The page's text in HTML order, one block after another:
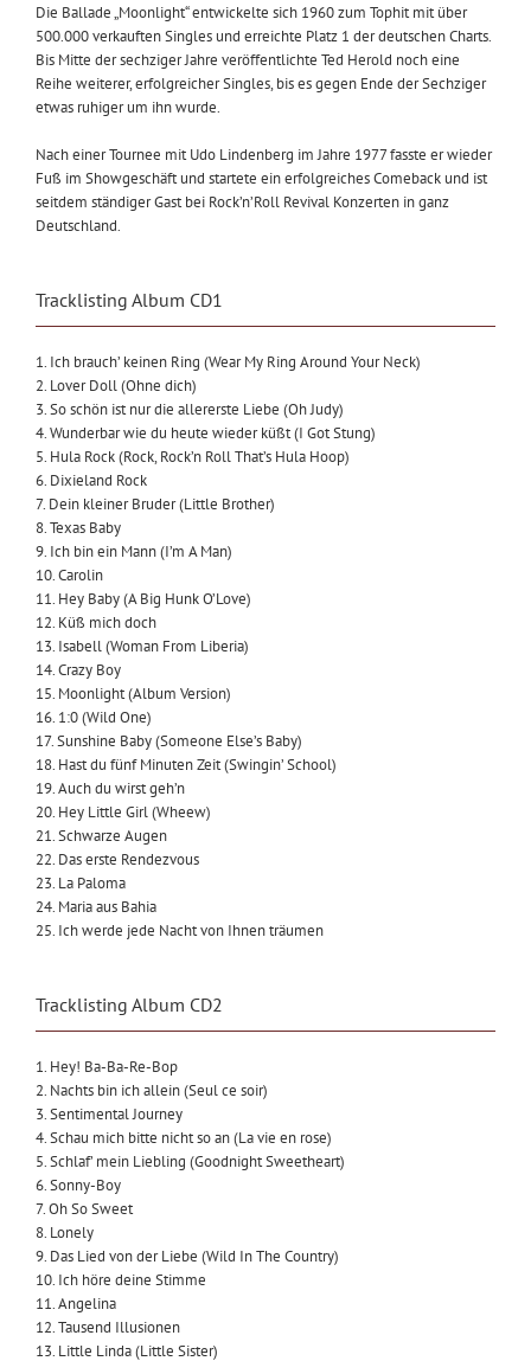
Die Ballade „Moonlight“ entwickelte sich 1960 zum Tophit mit über
500.000 verkauften Singles und erreichte Platz 1 der deutschen Charts.
Bis Mitte der sechziger Jahre veröffentlichte Ted Herold noch eine
Reihe weiterer, erfolgreicher Singles, bis es gegen Ende der Sechziger
etwas ruhiger um ihn wurde.
Nach einer Tournee mit Udo Lindenberg im Jahre 1977 fasste er wieder
Fuß im Showgeschäft und startete ein erfolgreiches Comeback und ist
seitdem ständiger Gast bei Rock’n’Roll Revival Konzerten in ganz
Deutschland.
Tracklisting Album CD1
1. Ich brauch’ keinen Ring (Wear My Ring Around Your Neck)
2. Lover Doll (Ohne dich)
3. So schön ist nur die allererste Liebe (Oh Judy)
4. Wunderbar wie du heute wieder küßt (I Got Stung)
5. Hula Rock (Rock, Rock’n Roll That’s Hula Hoop)
6. Dixieland Rock
7. Dein kleiner Bruder (Little Brother)
8. Texas Baby
9. Ich bin ein Mann (I’m A Man)
10. Carolin
11. Hey Baby (A Big Hunk O’Love)
12. Küß mich doch
13. Isabell (Woman From Liberia)
14. Crazy Boy
15. Moonlight (Album Version)
16. 1:0 (Wild One)
17. Sunshine Baby (Someone Else’s Baby)
18. Hast du fünf Minuten Zeit (Swingin’ School)
19. Auch du wirst geh’n
20. Hey Little Girl (Wheew)
21. Schwarze Augen
22. Das erste Rendezvous
23. La Paloma
24. Maria aus Bahia
25. Ich werde jede Nacht von Ihnen träumen
Tracklisting Album CD2
1. Hey! Ba-Ba-Re-Bop
2. Nachts bin ich allein (Seul ce soir)
3. Sentimental Journey
4. Schau mich bitte nicht so an (La vie en rose)
5. Schlaf’ mein Liebling (Goodnight Sweetheart)
6. Sonny-Boy
7. Oh So Sweet
8. Lonely
9. Das Lied von der Liebe (Wild In The Country)
10. Ich höre deine Stimme
11. Angelina
12. Tausend Illusionen
13. Little Linda (Little Sister)